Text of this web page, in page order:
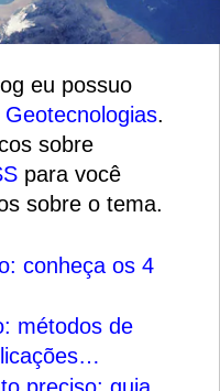
eu possuo
Geotecnologias.
sobre
para você
sobre o tema.
conheça os 4
métodos de